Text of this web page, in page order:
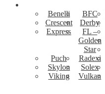
Benelli
BFC
Crescent
Derby
Express
FL –
Golden
Star
Puch
Radexi
Skylon
Solex
Viking
Vulkan